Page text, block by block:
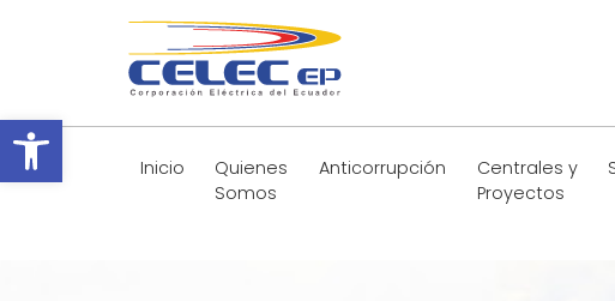
Abrir barra de herramientas
Inicio
Quienes
Somos
Anticorrupción
Centrales y
Proyectos